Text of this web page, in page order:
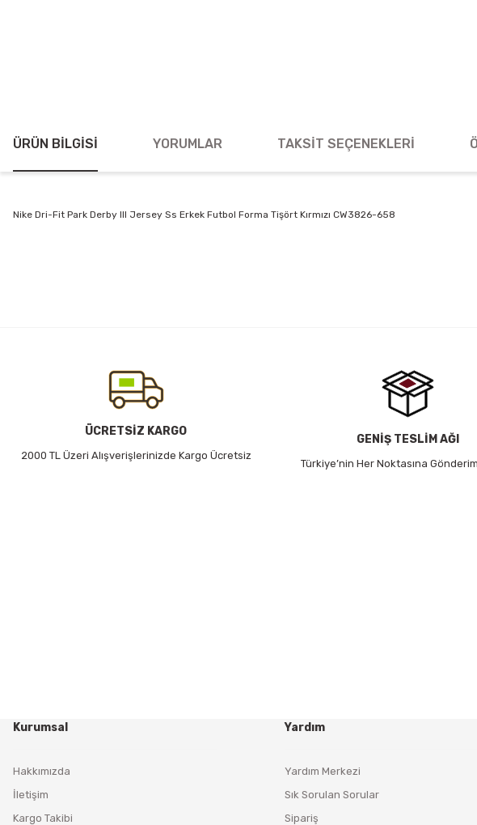
ÜRÜN BILGISI YORUMLAR TAKSIT SEÇENEKLERI
Nike Dri-Fit Park Derby III Jersey Ss Erkek Futbol Forma Tişört Kırmızı CW3826-658
Ürün bilgilerinde hatalar bulunuyor.
Ürün fiyatı diğer sitelerden daha pahalı.
Bu ürüne benzer farklı alternatifler olmalı.
ÜCRETSİZ KARGO
2000 TL Üzeri Alışverişlerinizde Kargo Ücretsiz
GENİŞ TESLİM AĞI
Türkiye’nin Her Noktasına
Kurumsal
Hakkımızda
İletişim
Kargo Takibi
Yardım
Yardım Merkezi
Sık Sorulan Sorular
Sipariş